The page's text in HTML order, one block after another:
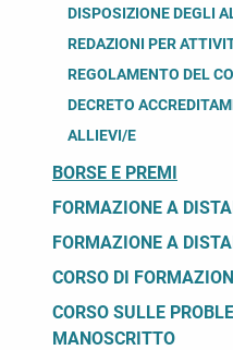
DISPOSIZIONE DEGLI
REDAZIONI PER
REGOLAMENTO DEL
DECRETO
ALLIEVI/E
BORSE E PREMI
FORMAZIONE A
FORMAZIONE A
CORSO DI
CORSO SULLE
MANOSCRITTO